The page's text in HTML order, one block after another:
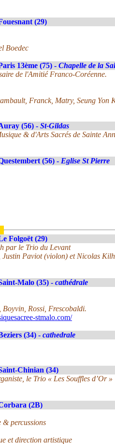
(29)
Boedec
13ème (75) - Chapelle de la
de l'Amitié Franco-Coréenne.
Franck, Matry, Seung Yon
(56) - St-Gildas
& d'Arts Sacrés de Sainte
(56) - Eglise St Pierre
Folgoët (29)
par le Trio du Levant
Paviot (violon) et Nicolas
Malo (35) - cathédrale
Rossi, Frescobaldi.
stmalo.com/
(34) - cathedrale
Chinian (34)
le Trio « Les Souffles d’Or »
(2B)
& percussions
et direction artistique